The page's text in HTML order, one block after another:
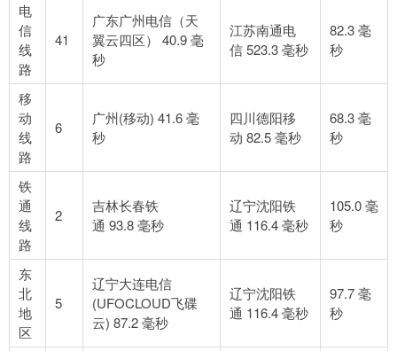
电
信
线
路
41
广东广州电信（天
翼云四区） 40.9 毫
秒
江苏南通电
信 523.3 毫秒
82.3 毫
秒
移
动
线
路
6
广州(移动) 41.6 毫
秒
四川德阳移
动 82.5 毫秒
68.3 毫
秒
铁
通
线
路
2
吉林长春铁
通 93.8 毫秒
辽宁沈阳铁
通 116.4 毫秒
105.0 毫
秒
东
北
地
区
5
辽宁大连电信
(UFOCLOUD飞碟
云) 87.2 毫秒
辽宁沈阳铁
通 116.4 毫秒
97.7 毫
秒